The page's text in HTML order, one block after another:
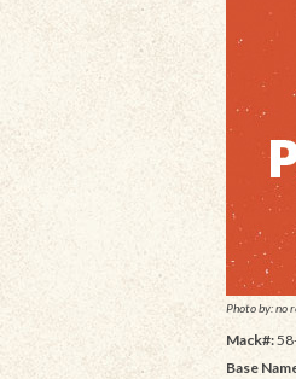
Photo by: no
Mack#:
Base